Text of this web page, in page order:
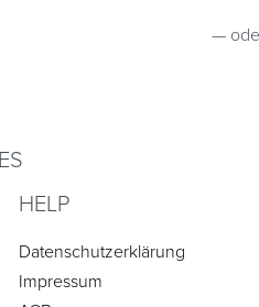
—
HELP
Datenschutzerklärung
Impressum